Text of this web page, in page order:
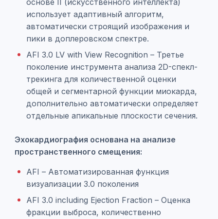
основе II (искусственного интеллекта)
использует адаптивный алгоритм,
автоматически строящий изображения и
пики в доплеровском спектре.
AFI 3.0 LV with View Recognition – Третье
поколение инструмента анализа 2D-спекл-
трекинга для количественной оценки
общей и сегментарной функции миокарда,
дополнительно автоматически определяет
отдельные апикальные плоскости сечения.
Эхокардиография основана на анализе
пространственного смещения:
AFI – Автоматизированная функция
визуализации 3.0 поколения
AFI 3.0 including Ejection Fraction – Оценка
фракции выброса, количественно